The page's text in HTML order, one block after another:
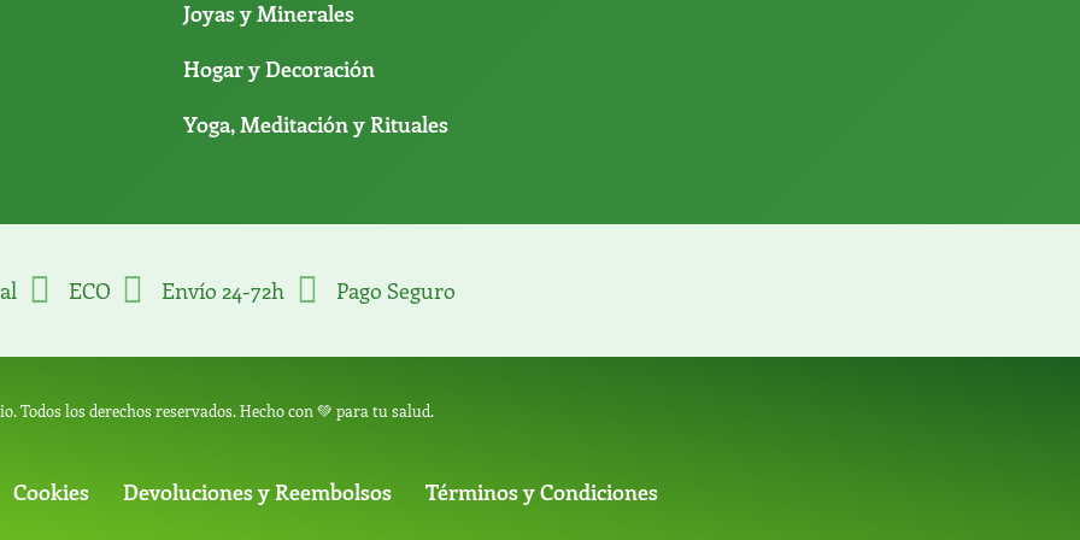
Joyas y Minerales
Hogar y Decoración
Yoga, Meditación y Rituales
ECO Envío 24-72h Pago Seguro
Todos los derechos reservados. Hecho con 💚 para tu salud.
Cookies Devoluciones y Reembolsos Términos y Condiciones